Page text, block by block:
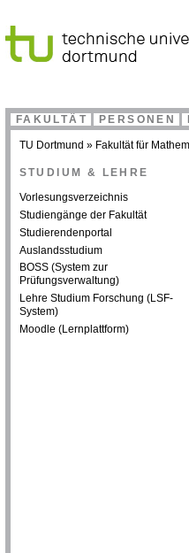
FAKULTÄT PERSONEN
TU Dortmund » Fakultät für
STUDIUM & LEHRE
Vorlesungsverzeichnis
Studiengänge der Fakultät
Studierendenportal
Auslandsstudium
BOSS (System zur
Prüfungsverwaltung)
Lehre Studium Forschung (LSF-
System)
Moodle (Lernplattform)